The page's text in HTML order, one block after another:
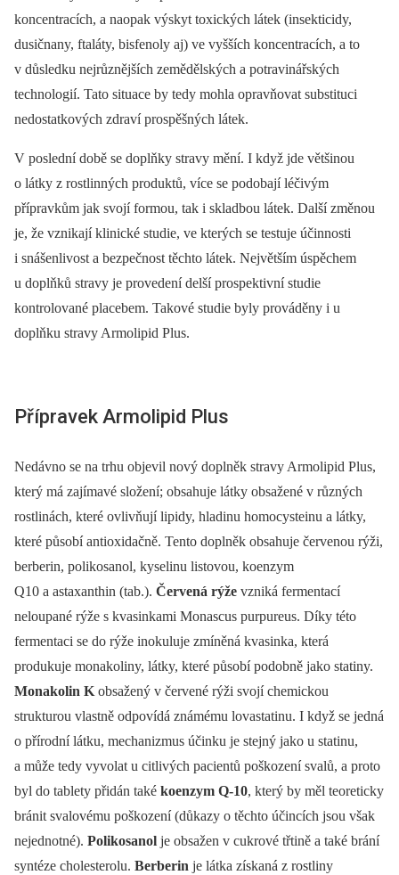
koncentracích, a naopak výskyt toxických látek (insekticidy,
dusičnany, ftaláty, bisfenoly aj) ve vyšších koncentracích, a to
v důsledku nejrůznějších zemědělských a potravinářských
technologií. Tato situace by tedy mohla opravňovat substituci
nedostatkových zdraví prospěšných látek.
V poslední době se doplňky stravy mění. I když jde většinou
o látky z rostlinných produktů, více se podobají léčivým
přípravkům jak svojí formou, tak i skladbou látek. Další změnou
je, že vznikají klinické studie, ve kterých se testuje účinnosti
i snášenlivost a bezpečnost těchto látek. Největším úspěchem
u doplňků stravy je provedení delší prospektivní studie
kontrolované placebem. Takové studie byly prováděny i u
doplňku stravy Armolipid Plus.
Přípravek Armolipid Plus
Nedávno se na trhu objevil nový doplněk stravy Armolipid Plus,
který má zajímavé složení; obsahuje látky obsažené v různých
rostlinách, které ovlivňují lipidy, hladinu homocysteinu a látky,
které působí antioxidačně. Tento doplněk obsahuje červenou rýži,
berberin, polikosanol, kyselinu listovou, koenzym
Q10 a astaxanthin (tab.). Červená rýže vzniká fermentací
neloupané rýže s kvasinkami Monascus purpureus. Díky této
fermentaci se do rýže inokuluje zmíněná kvasinka, která
produkuje monakoliny, látky, které působí podobně jako statiny.
Monakolin K obsažený v červené rýži svojí chemickou
strukturou vlastně odpovídá známému lovastatinu. I když se jedná
o přírodní látku, mechanizmus účinku je stejný jako u statinu,
a může tedy vyvolat u citlivých pacientů poškození svalů, a proto
byl do tablety přidán také koenzym Q-10, který by měl teoreticky
bránit svalovému poškození (důkazy o těchto účincích jsou však
nejednotné). Polikosanol je obsažen v cukrové třtině a také brání
syntéze cholesterolu. Berberin je látka získaná z rostliny